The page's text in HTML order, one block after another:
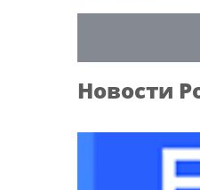
Новости